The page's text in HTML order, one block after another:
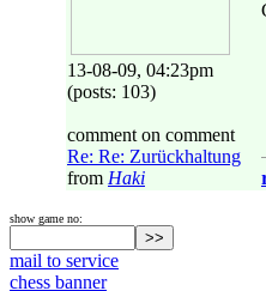
13-08-09, 04:23pm
(posts: 103)
comment on comment
Re: Re: Zurückhaltung
from Haki
show game no:
mail to service
chess banner